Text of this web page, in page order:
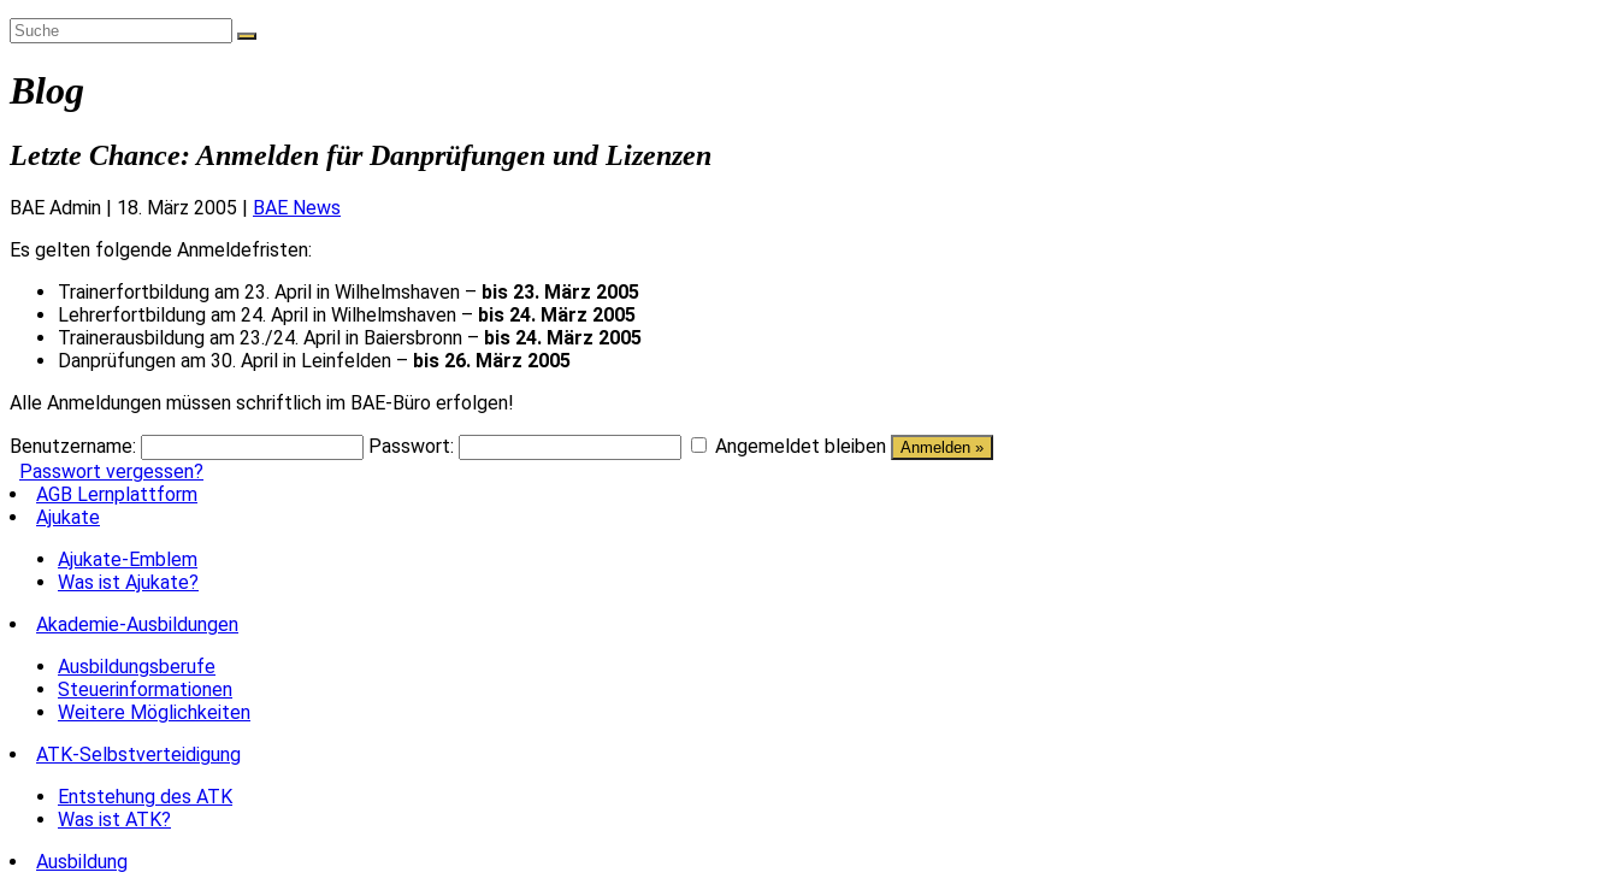
Blog
Letzte Chance: Anmelden für Danprüfungen und Lizenzen
BAE Admin | 18. März 2005 | BAE News
Es gelten folgende Anmeldefristen:
Trainerfortbildung am 23. April in Wilhelmshaven – bis 23. März 2005
Lehrerfortbildung am 24. April in Wilhelmshaven – bis 24. März 2005
Trainerausbildung am 23./24. April in Baiersbronn – bis 24. März 2005
Danprüfungen am 30. April in Leinfelden – bis 26. März 2005
Alle Anmeldungen müssen schriftlich im BAE-Büro erfolgen!
Benutzername:
Passwort:
Angemeldet bleiben
Passwort vergessen?
AGB Lernplattform
Ajukate
Ajukate-Emblem
Was ist Ajukate?
Akademie-Ausbildungen
Ausbildungsberufe
Steuerinformationen
Weitere Möglichkeiten
ATK-Selbstverteidigung
Entstehung des ATK
Was ist ATK?
Ausbildung